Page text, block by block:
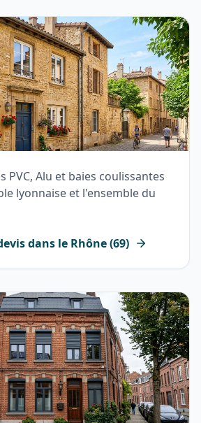
PVC, Alu et baies coulissantes
lyonnaise et l'ensemble du
dans le Rhône(69)